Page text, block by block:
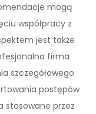
mogą
współpracy z
jest także
firma
szczegółowego
postępów
stosowane przez